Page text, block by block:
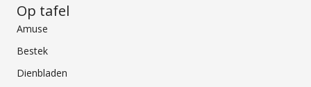
Op tafel
Amuse
Bestek
Dienbladen